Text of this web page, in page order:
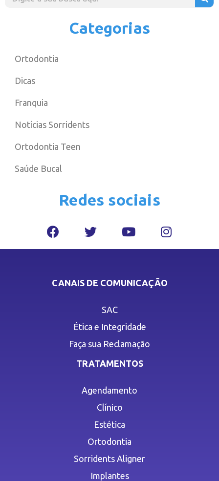
Categorias
Ortodontia
Dicas
Franquia
Notícias Sorridents
Ortodontia Teen
Saúde Bucal
Redes sociais
CANAIS DE COMUNICAÇÃO
SAC
Ética e Integridade
Faça sua Reclamação
TRATAMENTOS
Agendamento
Clínico
Estética
Ortodontia
Sorridents Aligner
Implantes